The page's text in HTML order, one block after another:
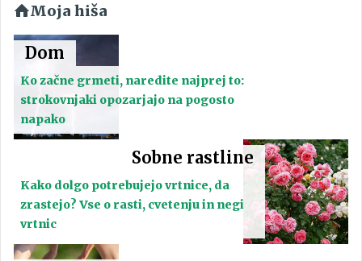
Moja hiša
Dom
Ko začne grmeti, naredite najprej to:
strokovnjaki opozarjajo na pogosto
napako
Sobne rastline
Kako dolgo potrebujejo vrtnice, da
zrastejo? Vse o rasti, cvetenju in negi
vrtnic